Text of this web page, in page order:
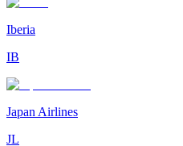
Iberia
IB
Japan Airlines
JL